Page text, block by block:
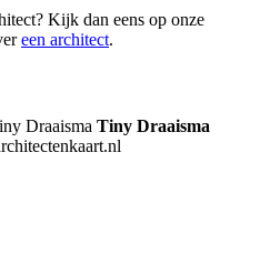
Kijk dan eens op onze
een architect.
Tiny Draaisma